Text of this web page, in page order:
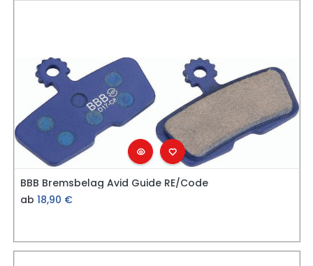
BBB Bremsbelag Avid Guide RE/Code
ab 18,90 €